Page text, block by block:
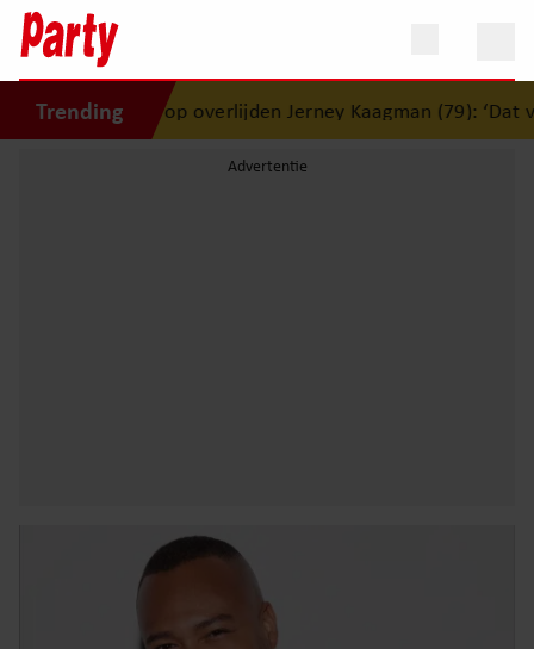
Trending
op overlijden Jerney Kaagman (79): ‘Dat